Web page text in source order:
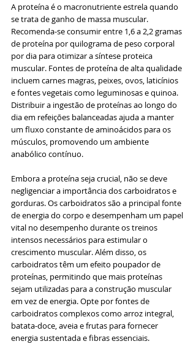
A proteína é o macronutriente estrela quando
se trata de ganho de massa muscular.
Recomenda-se consumir entre 1,6 a 2,2 gramas
de proteína por quilograma de peso corporal
por dia para otimizar a síntese proteica
muscular. Fontes de proteína de alta qualidade
incluem carnes magras, peixes, ovos, laticínios
e fontes vegetais como leguminosas e quinoa.
Distribuir a ingestão de proteínas ao longo do
dia em refeições balanceadas ajuda a manter
um fluxo constante de aminoácidos para os
músculos, promovendo um ambiente
anabólico contínuo.
Embora a proteína seja crucial, não se deve
negligenciar a importância dos carboidratos e
gorduras. Os carboidratos são a principal fonte
de energia do corpo e desempenham um papel
vital no desempenho durante os treinos
intensos necessários para estimular o
crescimento muscular. Além disso, os
carboidratos têm um efeito poupador de
proteínas, permitindo que mais proteínas
sejam utilizadas para a construção muscular
em vez de energia. Opte por fontes de
carboidratos complexos como arroz integral,
batata-doce, aveia e frutas para fornecer
energia sustentada e fibras essenciais.